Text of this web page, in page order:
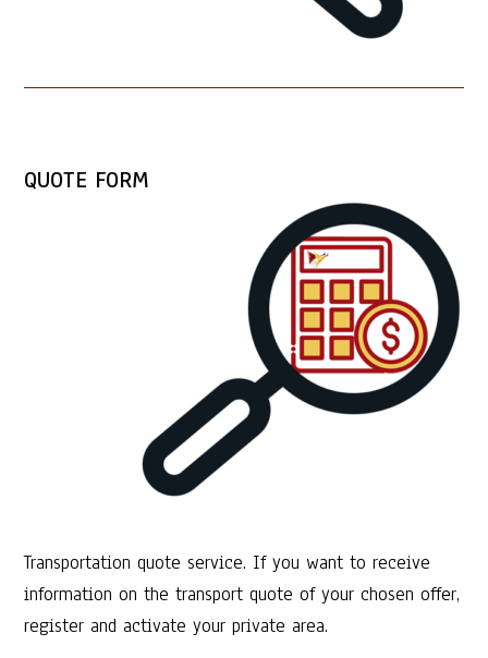
QUOTE FORM
Transportation quote service. If you want to receive
information on the transport quote of your chosen offer,
register and activate your private area.